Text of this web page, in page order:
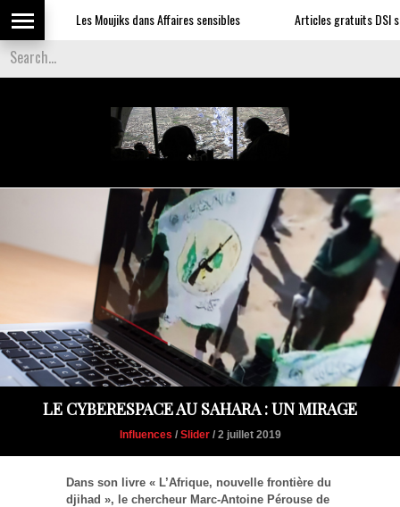
Les Moujiks dans Affaires sensibles Articles gratuits DSI sur
LE CYBERESPACE AU SAHARA : UN MIRAGE
Influences / Slider/ 2 juillet 2019
Dans son livre « L’Afrique, nouvelle frontière du
djihad », le chercheur Marc-Antoine Pérouse de